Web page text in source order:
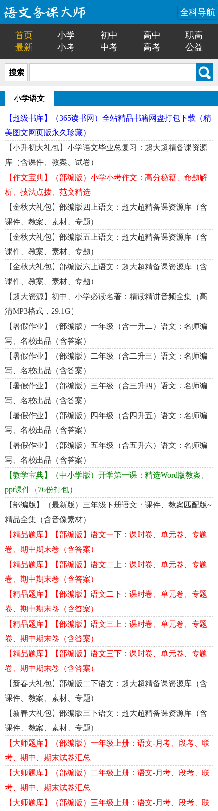
全科导航
首页 小学 初中 高中
职高
最新
小考 中考 高考 公益
搜索
小学语文
【超级书库】（365读书网）全站精品书籍网盘打包下载（精
美图文网页版永久珍藏）
【小升初大礼包】小学语文毕业总复习：超大超精备课资源
库（含课件、教案、试卷）
【作文宝典】（部编版）小学小考作文：高分秘籍、命题解
析、技法点拨、范文精选
【金秋大礼包】部编版四上语文：超大超精备课资源库（含
课件、教案、素材、专题）
【金秋大礼包】部编版五上语文：超大超精备课资源库（含
课件、教案、素材、专题）
【金秋大礼包】部编版六上语文：超大超精备课资源库（含
课件、教案、素材、专题）
【超大资源】初中、小学必读名著：精读精讲音频全集（高
清MP3格式，29.1G）
【暑假作业】（部编版）一年级（含一升二）语文：名师编
写、名校出品（含答案）
【暑假作业】（部编版）二年级（含二升三）语文：名师编
写、名校出品（含答案）
【暑假作业】（部编版）三年级（含三升四）语文：名师编
写、名校出品（含答案）
【暑假作业】（部编版）四年级（含四升五）语文：名师编
写、名校出品（含答案）
【暑假作业】（部编版）五年级（含五升六）语文：名师编
写、名校出品（含答案）
【教学宝典】（中小学版）开学第一课：精选Word版教案、
ppt课件（76份打包）
【部编版】（最新版）三年级下册语文：课件、教案匹配版~
精品全集（含音像素材）
【精品题库】【部编版】语文一下：课时卷、单元卷、专题
卷、期中期末卷（含答案）
【精品题库】【部编版】语文二上：课时卷、单元卷、专题
卷、期中期末卷（含答案）
【精品题库】【部编版】语文二下：课时卷、单元卷、专题
卷、期中期末卷（含答案）
【精品题库】【部编版】语文三上：课时卷、单元卷、专题
卷、期中期末卷（含答案）
【精品题库】【部编版】语文三下：课时卷、单元卷、专题
卷、期中期末卷（含答案）
【新春大礼包】部编版二下语文：超大超精备课资源库（含
课件、教案、素材、专题）
【新春大礼包】部编版三下语文：超大超精备课资源库（含
课件、教案、素材、专题）
【大师题库】（部编版）一年级上册：语文-月考、段考、联
考、期中、期末试卷汇总
【大师题库】（部编版）二年级上册：语文-月考、段考、联
考、期中、期末试卷汇总
【大师题库】（部编版）三年级上册：语文-月考、段考、联